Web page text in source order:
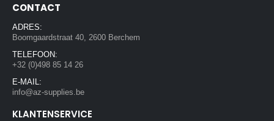
CONTACT
ADRES:
Boomgaardstraat 40, 2600 Berchem
TELEFOON:
+32 (0)498 85 14 26
E-MAIL:
info@az-supplies.be
KLANTENSERVICE